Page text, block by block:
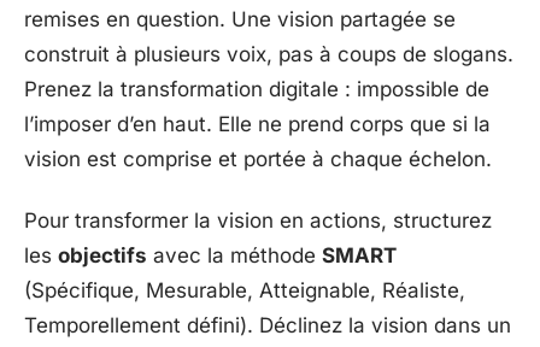
remises en question. Une vision partagée se
construit à plusieurs voix, pas à coups de slogans.
Prenez la transformation digitale : impossible de
l’imposer d’en haut. Elle ne prend corps que si la
vision est comprise et portée à chaque échelon.
Pour transformer la vision en actions, structurez
les objectifs avec la méthode SMART
(Spécifique, Mesurable, Atteignable, Réaliste,
Temporellement défini). Déclinez la vision dans un